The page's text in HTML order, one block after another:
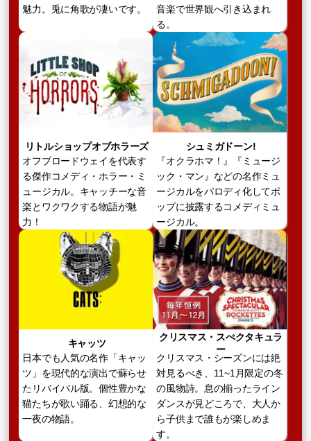
魅力。兎に角歌が凄いです。
音楽で世界観へ引き込まれ
る。
リトルショップオブホラーズ
オフブロードウェイを代表す
る傑作コメディ・ホラー・ミ
ュージカル。キャッチーな音
楽とワクワクする物語が魅
力！
シュミガドーン!
『オクラホマ！』『ミュージ
ック・マン』などの名作ミュ
ージカルをパロディ化してポ
ップに披露するコメディミュ
ージカル。
キャッツ
日本でも人気の名作「キャッ
ツ」を現代的な演出で蘇らせ
たリバイバル版。個性豊かな
猫たちが歌い踊る、幻想的な
一夜の物語。
クリスマス・スぺクタキュラ
ー
クリスマス・シーズンには絶
対見るべき、11~1月限定の冬
の風物詩。息の揃ったライン
ダンスが見どころで、大人か
ら子供まで誰もが楽しめま
す。